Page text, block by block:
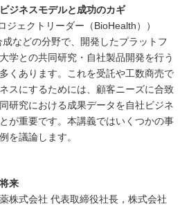
ジネスモデルと成功のカギ
ジェクトリーダー（BioHealth））
などの分野で、開発したプラットフ
学との共同研究・自社製品開発を行う
くあります。これを受託や工数商売で
スにするためには、顧客ニーズに合致
研究における成果データを自社ビジネ
が重要です。本講義ではいくつかの事
を議論します。
来
株式会社 代表取締役社長，株式会社